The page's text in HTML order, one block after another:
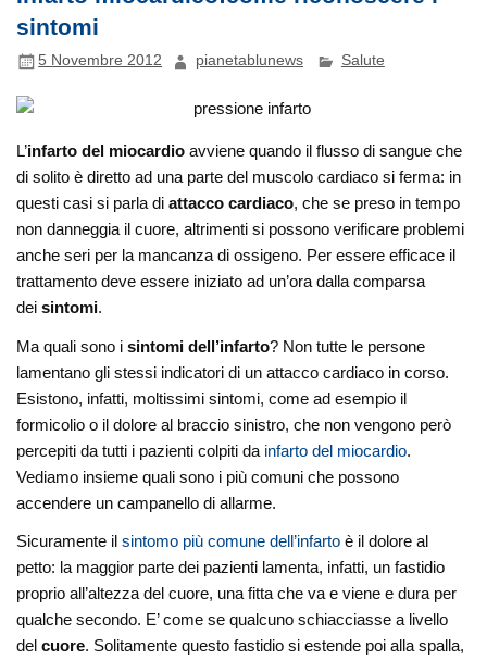
sintomi
5 Novembre 2012 pianetablunews Salute
L’infarto del miocardioavviene quando il flusso di sangue che
di solito è diretto ad una parte del muscolo cardiaco si ferma: in
questi casi si parla diattacco cardiaco, che se preso in tempo
non danneggia il cuore, altrimenti si possono verificare problemi
anche seri per la mancanza di ossigeno. Per essere efficace il
trattamento deve essere iniziato ad un’ora dalla comparsa
deisintomi.
Ma quali sono isintomi dell’infarto? Non tutte le persone
lamentano gli stessi indicatori di un attacco cardiaco in corso.
Esistono, infatti, moltissimi sintomi, come ad esempio il
formicolio o il dolore al braccio sinistro, che non vengono però
percepiti da tutti i pazienti colpiti da infarto del miocardio.
Vediamo insieme quali sono i più comuni che possono
accendere un campanello di allarme.
Sicuramente ilsintomo più comune dell’infartoè il dolore al
petto: la maggior parte dei pazienti lamenta, infatti, un fastidio
proprio all’altezza del cuore, una fitta che va e viene e dura per
qualche secondo. E’ come se qualcuno schiacciasse a livello
delcuore. Solitamente questo fastidio si estende poi alla spalla,